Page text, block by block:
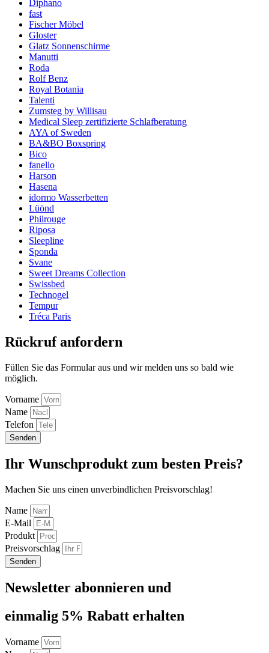
Diphano
fast
Fischer Möbel
Gloster
Glatz Sonnenschirme
Manutti
Roda
Rolf Benz
Royal Botania
Talenti
Zumsteg by Willisau
Medical Sleep zertifizierte Schlafberatung
AYA of Sweden
BA&BO Boxspring
Bico
fanello
Harson
Hasena
idormo Wasserbetten
Lüönd
Philrouge
Riposa
Sleepline
Sponda
Svane
Sweet Dreams Collection
Swissbed
Technogel
Tempur
Tréca Paris
Rückruf anfordern
Füllen Sie das Formular aus und wir melden uns so bald wie
möglich.
Vorname
Name
Telefon
Senden
Ihr Wunschprodukt zum besten Preis?
Machen Sie uns einen unverbindlichen Preisvorschlag!
Name
E-Mail
Produkt
Preisvorschlag
Senden
Newsletter abonnieren und
einmalig 5% Rabatt erhalten
Vorname